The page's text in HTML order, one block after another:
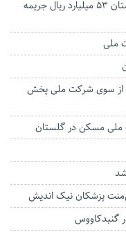
صاحبان ۱۷۶ پرونده قاچاق کالا در شرق گلستان ۵۳ میلیارد ریال جریمه
ملی
از سوی شرکت ملی پخش
پزشکان نیک اندیش
گنبدکاووس